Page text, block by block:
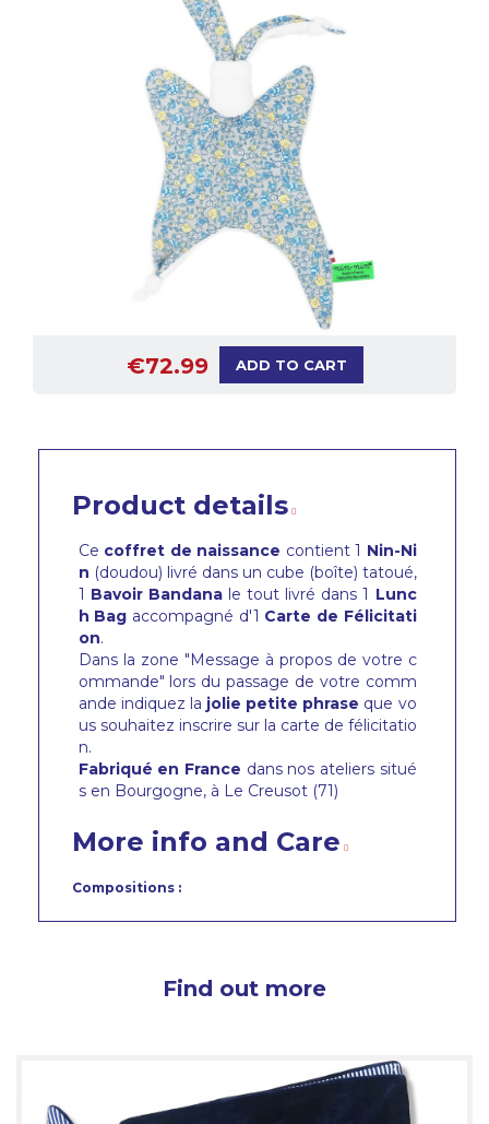
€72.99 ADD TO CART
Product details
Ce coffret de naissance contient 1 Nin-Ni
n (doudou) livré dans un cube (boîte) tatoué,
1 Bavoir Bandanale tout livré dans 1 Lunc
h Bag accompagné d'1 Carte de Félicitati
on.
Dans la zone "Message à propos de votre c
ommande" lors du passage de votre comm
ande indiquez la jolie petite phrase que vo
us souhaitez inscrire sur la carte de félicitatio
n.
Fabriqué en France dans nos ateliers situé
s en Bourgogne, à Le Creusot (71)
More info and Care
Compositions :
Find out more